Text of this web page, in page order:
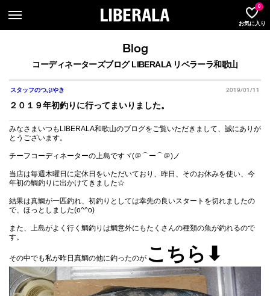
お気に入り
0
Blog
コーディネーターズブログ LIBERALA リベラーラ和歌山
スタッフのつぶやき 2019/01/11
２０１９年初釣りに行ってまいりました。
みなさまいつもLIBERALA和歌山のブログをご覧いただきまして、誠にありが
とうございます。
チーフコーディネーターの上島ですヾ(＠⌒ー⌒＠)ノ
当店は毎週木曜日に定休日をいただいており、昨日、そのお休みを使い、今
年初の鯛釣りに出かけてきました☆
結果は真鯛が一匹釣れ、初釣りとしては幸先の良いスタートを切れましたの
で、ほっとしました(o^^o)
また、上島がよく行く鯛釣りは鯛意外にもたくさんの種類の魚が釣れるので
す。
その中でも私が昨日真鯛の他に釣ったのが こちら⬇︎